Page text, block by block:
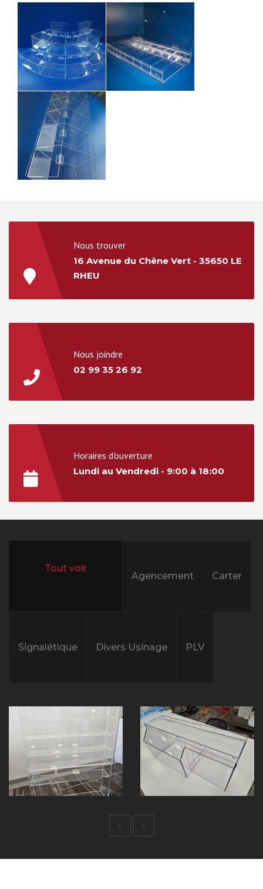
Nous trouver
16 Avenue du Chêne Vert - 35650 LE
RHEU
Nous joindre
02 99 35 26 92
Horaires d'ouverture
Lundi au Vendredi - 9:00 à 18:00
Agencement Carter
Signalétique Divers Usinage PLV